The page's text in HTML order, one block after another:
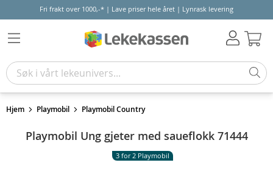
Fri frakt over 1000,-* | Lave priser hele året | Lynrask levering
Hjem Playmobil Playmobil Country
Playmobil Ung gjeter med saueflokk 71444
3 for 2 Playmobil